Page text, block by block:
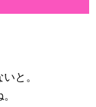
と。